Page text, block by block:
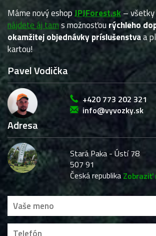
Máme nový eshopJPJForest.sk–
nájdete áj tams možnosťourýchleho
okamžitej objednávky príslušenstvaa
kartou!
Pavel Vodička
+420 773 202 321
info@vyvozky.sk
Adresa
Stará Paka - Ústí 78
507 91
Česká republika Zobraziť